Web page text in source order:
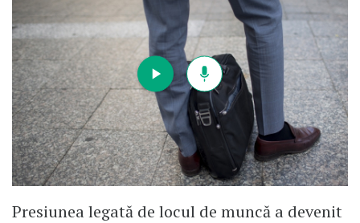
Presiunea legată de locul de muncă a devenit